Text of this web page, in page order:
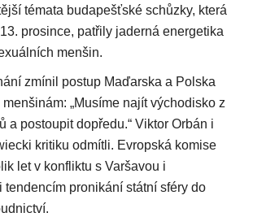
témata budapešťské schůzky, která
prosince, patřily jaderná energetika
menšin.
zmínil postup Maďarska a Polska
„Musíme najít východisko z
a postoupit dopředu.“ Viktor Orbán i
kritiku odmítli. Evropská komise
let v konfliktu s Varšavou i
tendencím pronikání státní sféry do